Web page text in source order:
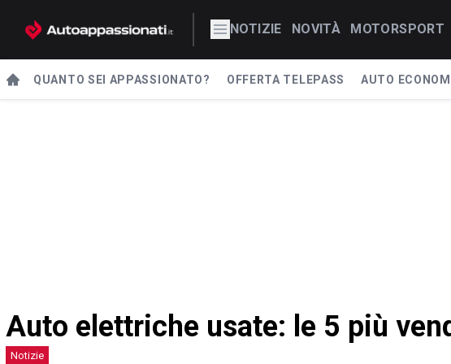
NOTIZIE NOVITÀ MOTORSPORT
QUANTO SEI APPASSIONATO? OFFERTA TELEPASS AUTO
Auto elettriche usate: le 5 più
Notizie